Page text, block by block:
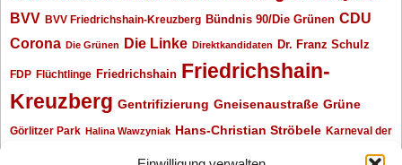
BVV BVV Friedrichshain-Kreuzberg Bündnis 90/Die Grünen CDU
Corona Die Grünen Die Linke Direktkandidaten Dr. Franz Schulz
FDP Flüchtlinge Friedrichshain Friedrichshain-
Kreuzberg Gentrifizierung Gneisenaustraße Grüne
Görlitzer Park Halina Wawzyniak Hans-Christian Ströbele Karneval der
Klaus Wowereit